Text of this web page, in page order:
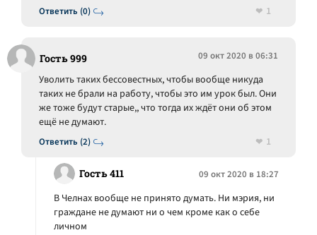
Ответить (0)
1
Гость 999 09 окт 2020 в 06:31
Ответить (2)
Уволить таких бессовестных, чтобы вообще никуда
таких не брали на работу, чтобы это им урок был. Они
же тоже будут старые,, что тогда их ждёт они об этом
ещё не думают.
1
Гость 411 09 окт 2020 в 18:27
В Челнах вообще не принято думать. Ни мэрия, ни
граждане не думают ни о чем кроме как о себе
личном